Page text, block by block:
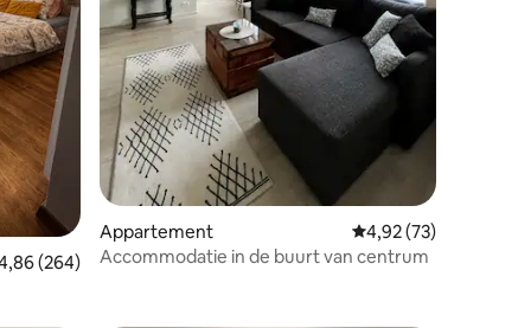
beoordeling van 4,86 uit 5, 264 recensies
(264)
Appartement Gemiddelde
4,92 (73)
Accommodatie in de buurt van centrum